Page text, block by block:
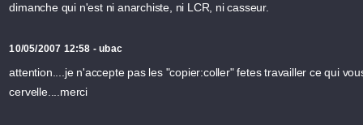
dimanche qui n'est ni anarchiste, ni LCR, ni casseur.
10/05/2007 12:58 - ubac
attention....je n'accepte pas les "copier:coller" fetes travailler ce qui
cervelle....merci